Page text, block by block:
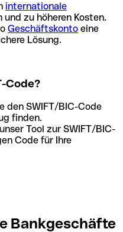
internationale
zu höheren Kosten.
Geschäftskonto eine
Lösung.
Code?
den SWIFT/BIC-Code
finden.
Tool zur SWIFT/BIC-
Code für Ihre
Bankgeschäfte